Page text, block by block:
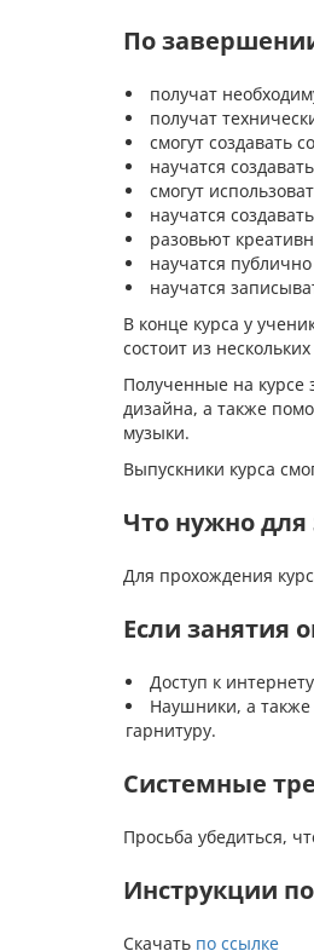
По
получат
получат
смогут создавать
научатся
смогут
научатся
разовьют
научатся
научатся
В конце курса у
состоит из
Полученные на курсе
дизайна, а также
музыки.
Выпускники курса
Что нужно для
Для прохождения
Если занятия
Доступ к
Наушники, а также
гарнитуру.
Системные
Просьба убедиться,
Инструкции
Скачать по ссылке